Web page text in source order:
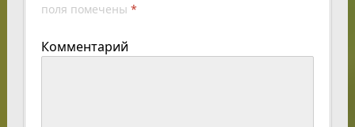
поля помечены *
Комментарий